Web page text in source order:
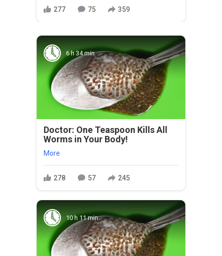
277 75 359
6 h 34 min
Doctor: One Teaspoon Kills All
Worms in Your Body!
More
278 57 245
10 h 11 min